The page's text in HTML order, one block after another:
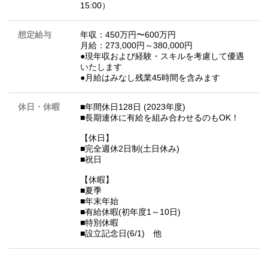
15:00）
想定給与
年収：450万円〜600万円
月給：273,000円～380,000円
●現年収および経験・スキルを考慮して優遇
いたします
●月給はみなし残業45時間を含みます
休日・休暇
■年間休日128日 (2023年度)
■長期連休に有給を組み合わせるのもOK！
【休日】
■完全週休2日制(土日休み)
■祝日
【休暇】
■夏季
■年末年始
■有給休暇(初年度1～10日)
■特別休暇
■設立記念日(6/1) 他